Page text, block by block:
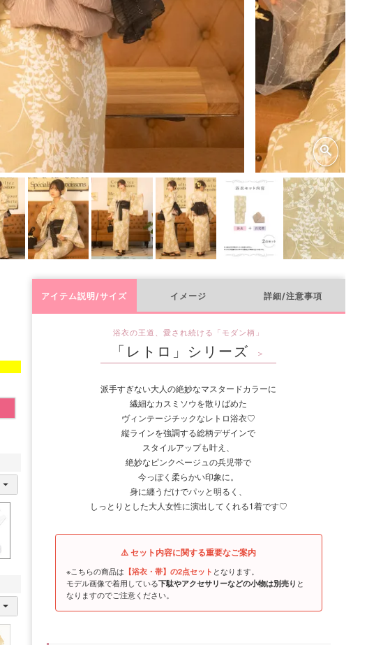
アイテム説明/サイズ イメージ 詳細/注意事項
浴衣の王道、愛され続ける「モダン柄」
「レトロ」シリーズ ＞
派手すぎない大人の絶妙なマスタードカラーに
繊細なカスミソウを散りばめた
ヴィンテージチックなレトロ浴衣♡
縦ラインを強調する総柄デザインで
スタイルアップも叶え、
絶妙なピンクベージュの兵児帯で
今っぽく柔らかい印象に。
身に纏うだけでパッと明るく、
しっとりとした大人女性に演出してくれる1着です♡
⚠️ セット内容に関する重要なご案内
※こちらの商品は 【浴衣・帯】の2点セット となります。
モデル画像で着用している下駄やアクセサリーなどの小物は別売り と
なりますのでご注意ください。